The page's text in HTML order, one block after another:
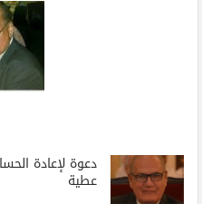
دعوة لإعادة
عطية